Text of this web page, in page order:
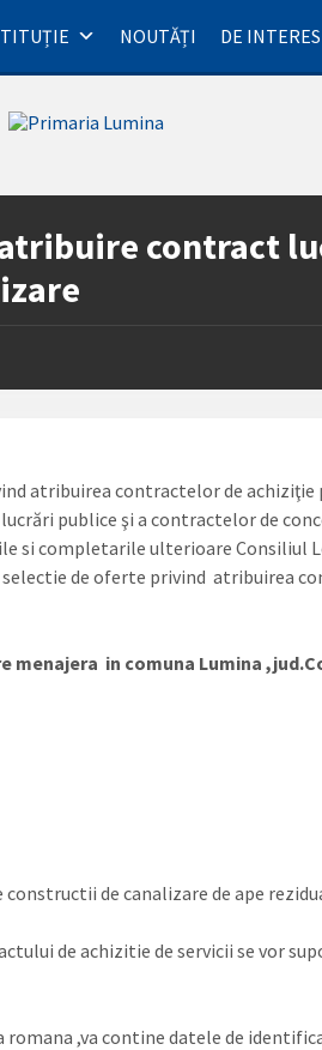
NOUTĂȚI DE
contract
atribuirea contractelor de achiziţie
publice şi a contractelor de
si completarile ulterioare Consiliul
de oferte privind atribuirea
menajera in comuna Lumina
constructii de canalizare de ape
de achizitie de servicii se vor
,va contine datele de